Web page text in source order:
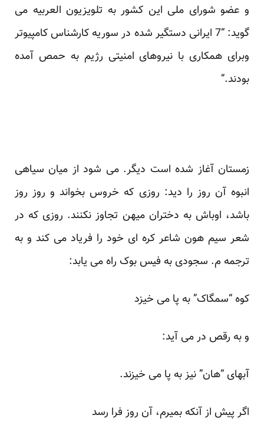
و عضو شورای ملی این کشور به تلویزیون العربیه می
گوید: “7 ایرانی دستگیر شده در سوریه کارشناس کامپیوتر
وبرای همکاری با نیروهای امنیتی رژیم به حمص آمده
بودند.”
زمستان آغاز شده است دیگر. می شود از میان سیاهی
انبوه آن روز را دید: روزی که خروس بخواند و روز روز
باشد، اوباش به دختران میهن تجاوز نکنند. روزی که در
شعر سیم هون شاعر کره ای خود را فریاد می کند و به
ترجمه م. سجودی به فیس بوک راه می یابد:
کوه “سمگاک” به پا می خیزد
و به رقص در می آید:
آبهای “هان” نیز به پا می خیزند.
اگر پیش از آنکه بمیرم، آن روز فرا رسد